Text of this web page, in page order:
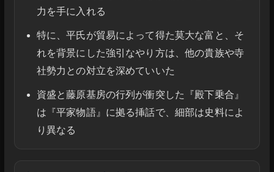
力を手に入れる
特に、平氏が貿易によって得た莫大な富と、そ
れを背景にした強引なやり方は、他の貴族や寺
社勢力との対立を深めていいた
資盛と藤原基房の行列が衝突した『殿下乗合』
は『平家物語』に拠る挿話で、細部は史料によ
り異なる